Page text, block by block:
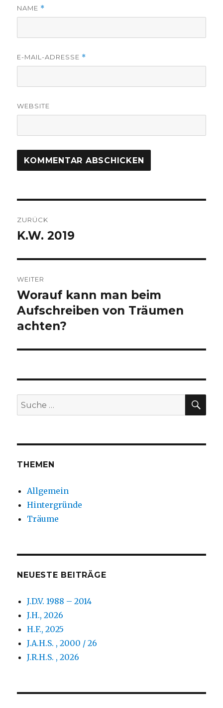
NAME *
E-MAIL-ADRESSE *
WEBSITE
ZURÜCK
Vorheriger
K.W. 2019
WEITER
Nächster
Beitrag:
Worauf kann man beim
Aufschreiben von Träumen
achten?
Suche
nach:
THEMEN
Allgemein
Hintergründe
Träume
NEUESTE BEITRÄGE
J.D.V. 1988 – 2014
J.H., 2026
H.F., 2025
J.A.H.S. , 2000 / 26
J.R.H.S. , 2026